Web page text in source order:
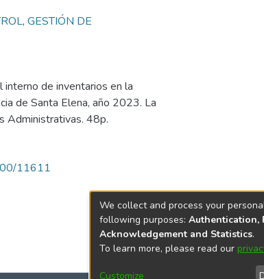
, GESTIÓN DE
interno de inventarios en la
de Santa Elena, año 2023. La
Administrativas. 48p.
11611
We collect and process your
following purposes: Authentication,
Acknowledgement and Statistics.
To learn more, please read our
Customize